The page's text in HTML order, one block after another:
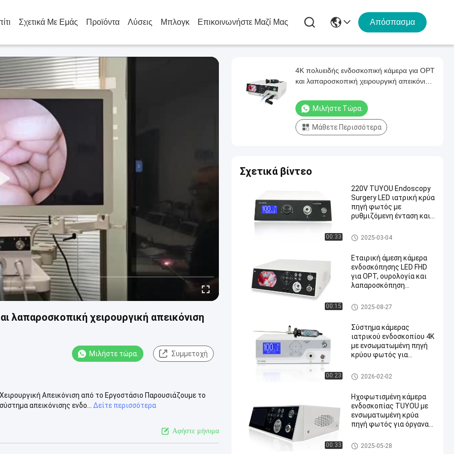
Σχετικά Με Εμάς Προϊόντα Λύσεις Μπλογκ Επικοινωνήστε Μαζί Μας Απόσπασμα
λαπαροσκοπική χειρουργική απεικόνιση
Μιλήστε τώρα. Συμμετοχή
Απεικόνιση από το Εργοστάσιο Παρουσιάζουμε το
απεικόνισης ενδο...
Δείτε περισσότερα
Αφήστε μήνυμα
4K πολυειδής ενδοσκοπική κάμερα για ΟΡΤ
και λαπαροσκοπική χειρουργική απεικόνιση
Μιλήστε Τώρα.
Μάθετε Περισσότερα
Σχετικά βίντεο
00:33
220V TUYOU Endoscopy
Surgery LED ιατρική κρύα
πηγή φωτός με
ρυθμιζόμενη ένταση και
ενδοσκοπίου
Ιατρική πηγή φωτός
2025-03-04
00:15
Εταιρική άμεση κάμερα
ενδοσκόπησης LED FHD
για ΟΡΤ, ουρολογία και
λαπαροσκόπηση
Ενδοσκόπιο και όργανα
2025-08-27
00:23
Σύστημα κάμερας
ιατρικού ενδοσκοπίου 4K
με ενσωματωμένη πηγή
κρύου φωτός για
ενδοσκοπική
χειρουργική
Ενδοσκόπιο και όργανα
2026-02-02
00:33
Ηχοφωτισμένη κάμερα
ενδοσκοπίας TUYOU με
ενσωματωμένη κρύα
πηγή φωτός για όργανα
Ενδοσκόπιο και όργανα
2025-05-28